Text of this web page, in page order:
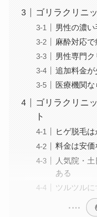
ゴリラクリニ
男性の濃
麻酔対応
男性専門
追加料金
医療機関
ゴリラクリニ
ト
ヒゲ脱毛
料金は安
人気院・
ある
ツルツル